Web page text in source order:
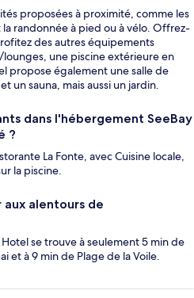
proposées à proximité, comme les
randonnée à pied ou à vélo. Offrez-
des autres équipements
une piscine extérieure en
propose également une salle de
un sauna, mais aussi un jardin.
dans l'hébergement SeeBay
?
La Fonte, avec Cuisine locale,
la piscine.
alentours de
se trouve à seulement 5 min de
et à 9 min de Plage de la Voile.